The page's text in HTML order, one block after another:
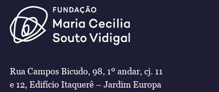
Rua Campos Bicudo, 98, 1º andar, cj. 11
e 12, Edifício Itaquerê – Jardim Europa